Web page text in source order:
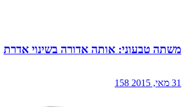
משתה טבעוני: אותה אדורה בשינוי אדרת
31 מאי, 2015 158